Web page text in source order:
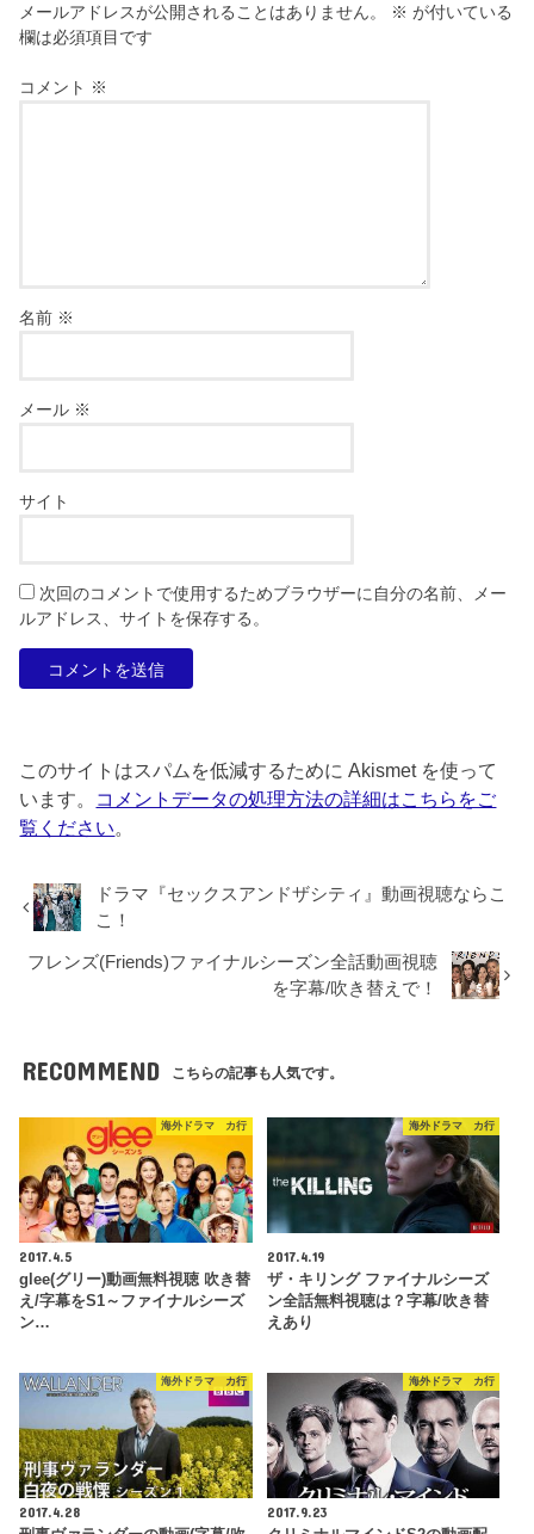
メールアドレスが公開されることはありません。 ※ が付いている
欄は必須項目です
コメント ※
名前 ※
メール ※
サイト
次回のコメントで使用するためブラウザーに自分の名前、メー
ルアドレス、サイトを保存する。
このサイトはスパムを低減するために Akismet を使って
います。 コメントデータの処理方法の詳細はこちらをご
覧ください。
ドラマ『セックスアンドザシティ』動画視聴ならこ
こ！
フレンズ(Friends)ファイナルシーズン全話動画視聴
を字幕/吹き替えで！
RECOMMEND こちらの記事も人気です。
海外ドラマ カ行
2017.4.5
glee(グリー)動画無料視聴 吹き替
え/字幕をS1～ファイナルシーズ
ン…
海外ドラマ カ行
2017.4.19
ザ・キリング ファイナルシーズ
ン全話無料視聴は？字幕/吹き替
えあり
海外ドラマ カ行
2017.4.28
海外ドラマ カ行
2017.9.23